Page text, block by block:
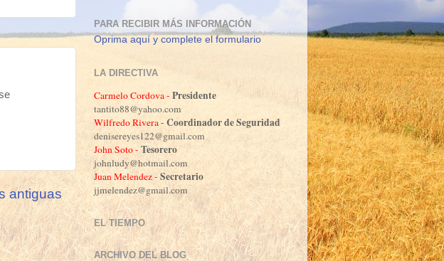
antiguas
PARA RECIBIR MÁS INFORMACIÓN
Oprima aquí y complete el formulario
LA DIRECTIVA
Carmelo Cordova - Presidente
tantito88@yahoo.com
Wilfredo Rivera - Coordinador de Seguridad
denisereyes122@gmail.com
John Soto -Tesorero
johnludy@hotmail.com
Juan Melendez -Secretario
jjmelendez@gmail.com
EL TIEMPO
ARCHIVO DEL BLOG